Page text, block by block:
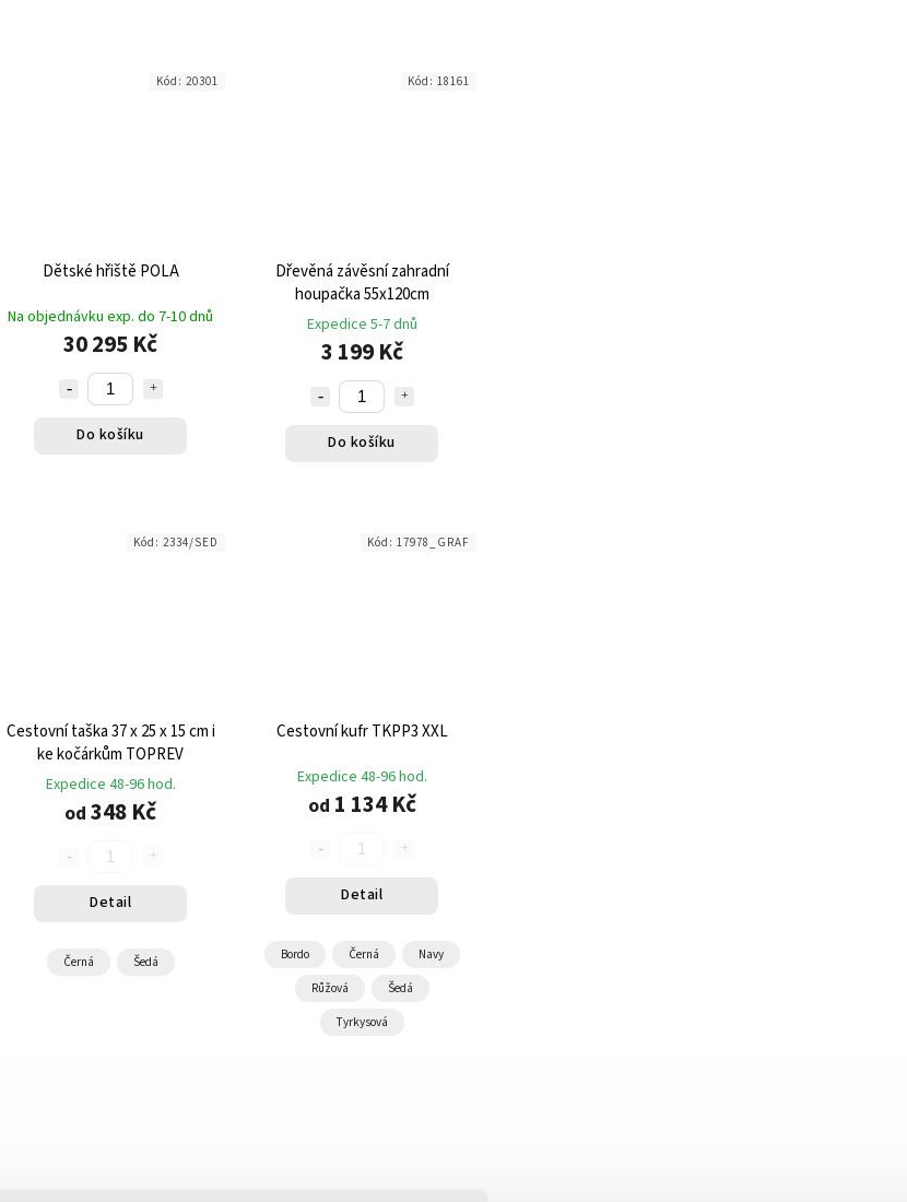
Dětské hřiště POLA
Na objednávku exp. do 7-10 dnů
30 295 Kč
Do košíku
Kód: 20301
Dřevěná závěsní zahradní
houpačka 55x120cm
Expedice 5-7 dnů
3 199 Kč
Do košíku
Kód: 18161
Cestovní taška 37 x 25 x 15 cm i
ke kočárkům TOPREV
Expedice 48-96 hod.
od 348 Kč
Detail
Černá Šedá
Kód: 2334/SED
Cestovní kufr TKPP3 XXL
Expedice 48-96 hod.
od 1 134 Kč
Detail
Bordo Černá Navy
Růžová Šedá
Tyrkysová
Kód: 17978_GRAF